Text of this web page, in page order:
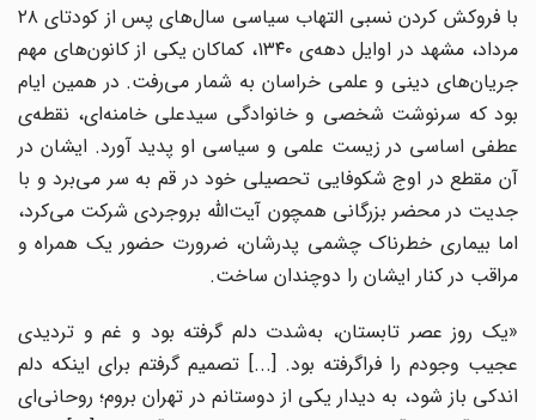
با فروکش کردن نسبی التهاب سیاسی سال‌های پس از کودتای ۲۸
مرداد، مشهد در اوایل دهه‌ی ۱۳۴۰، کماکان یکی از کانون‌های مهم
جریان‌های دینی و علمی خراسان به شمار می‌رفت. در همین ایام
بود که سرنوشت شخصی و خانوادگی سیدعلی خامنه‌ای، نقطه‌ی
عطفی اساسی در زیست علمی و سیاسی او پدید آورد. ایشان در
آن مقطع در اوج شکوفایی تحصیلی خود در قم به سر می‌برد و با
جدیت در محضر بزرگانی همچون آیت‌الله بروجردی شرکت می‌کرد،
اما بیماری خطرناک چشمی پدرشان، ضرورت حضور یک همراه و
مراقب در کنار ایشان را دوچندان ساخت.
«یک روز عصر تابستان، به‌شدت دلم گرفته بود و غم و تردیدی
عجیب وجودم را فراگرفته بود. [...] تصمیم گرفتم برای اینکه دلم
اندکی باز شود، به دیدار یکی از دوستانم در تهران بروم؛ روحانی‌ای